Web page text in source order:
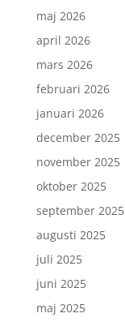
maj 2026
april 2026
mars 2026
februari 2026
januari 2026
december 2025
november 2025
oktober 2025
september 2025
augusti 2025
juli 2025
juni 2025
maj 2025